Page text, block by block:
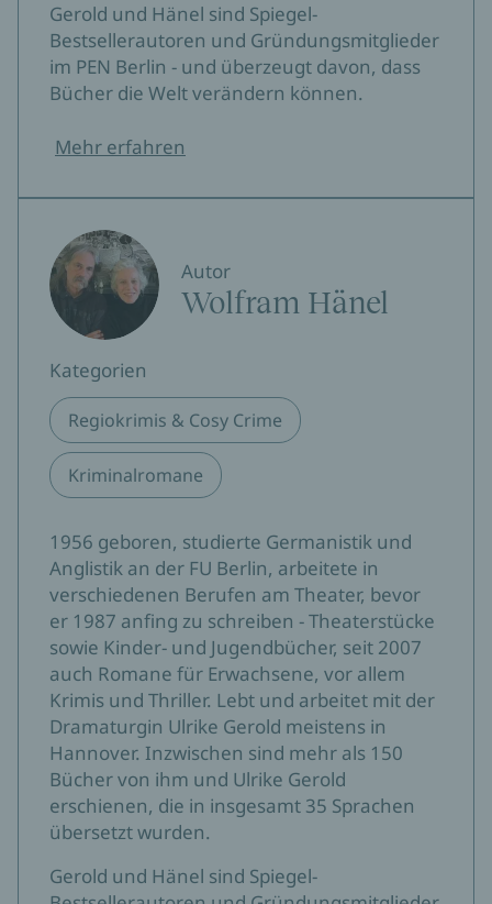
Gerold und Hänel sind Spiegel-
Bestsellerautoren und Gründungsmitglieder
im PEN Berlin - und überzeugt davon, dass
Bücher die Welt verändern können.
Mehr erfahren
Autor
Wolfram Hänel
Kategorien
Regiokrimis & Cosy Crime
Kriminalromane
1956 geboren, studierte Germanistik und
Anglistik an der FU Berlin, arbeitete in
verschiedenen Berufen am Theater, bevor
er 1987 anfing zu schreiben - Theaterstücke
sowie Kinder- und Jugendbücher, seit 2007
auch Romane für Erwachsene, vor allem
Krimis und Thriller. Lebt und arbeitet mit der
Dramaturgin Ulrike Gerold meistens in
Hannover. Inzwischen sind mehr als 150
Bücher von ihm und Ulrike Gerold
erschienen, die in insgesamt 35 Sprachen
übersetzt wurden.
Gerold und Hänel sind Spiegel-